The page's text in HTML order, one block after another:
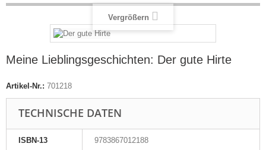
Vergrößern
Meine Lieblingsgeschichten: Der gute Hirte
Artikel-Nr.: 701218
TECHNISCHE DATEN
ISBN-13 9783867012188